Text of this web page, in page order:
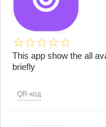
This app show the all
briefly
QR-код